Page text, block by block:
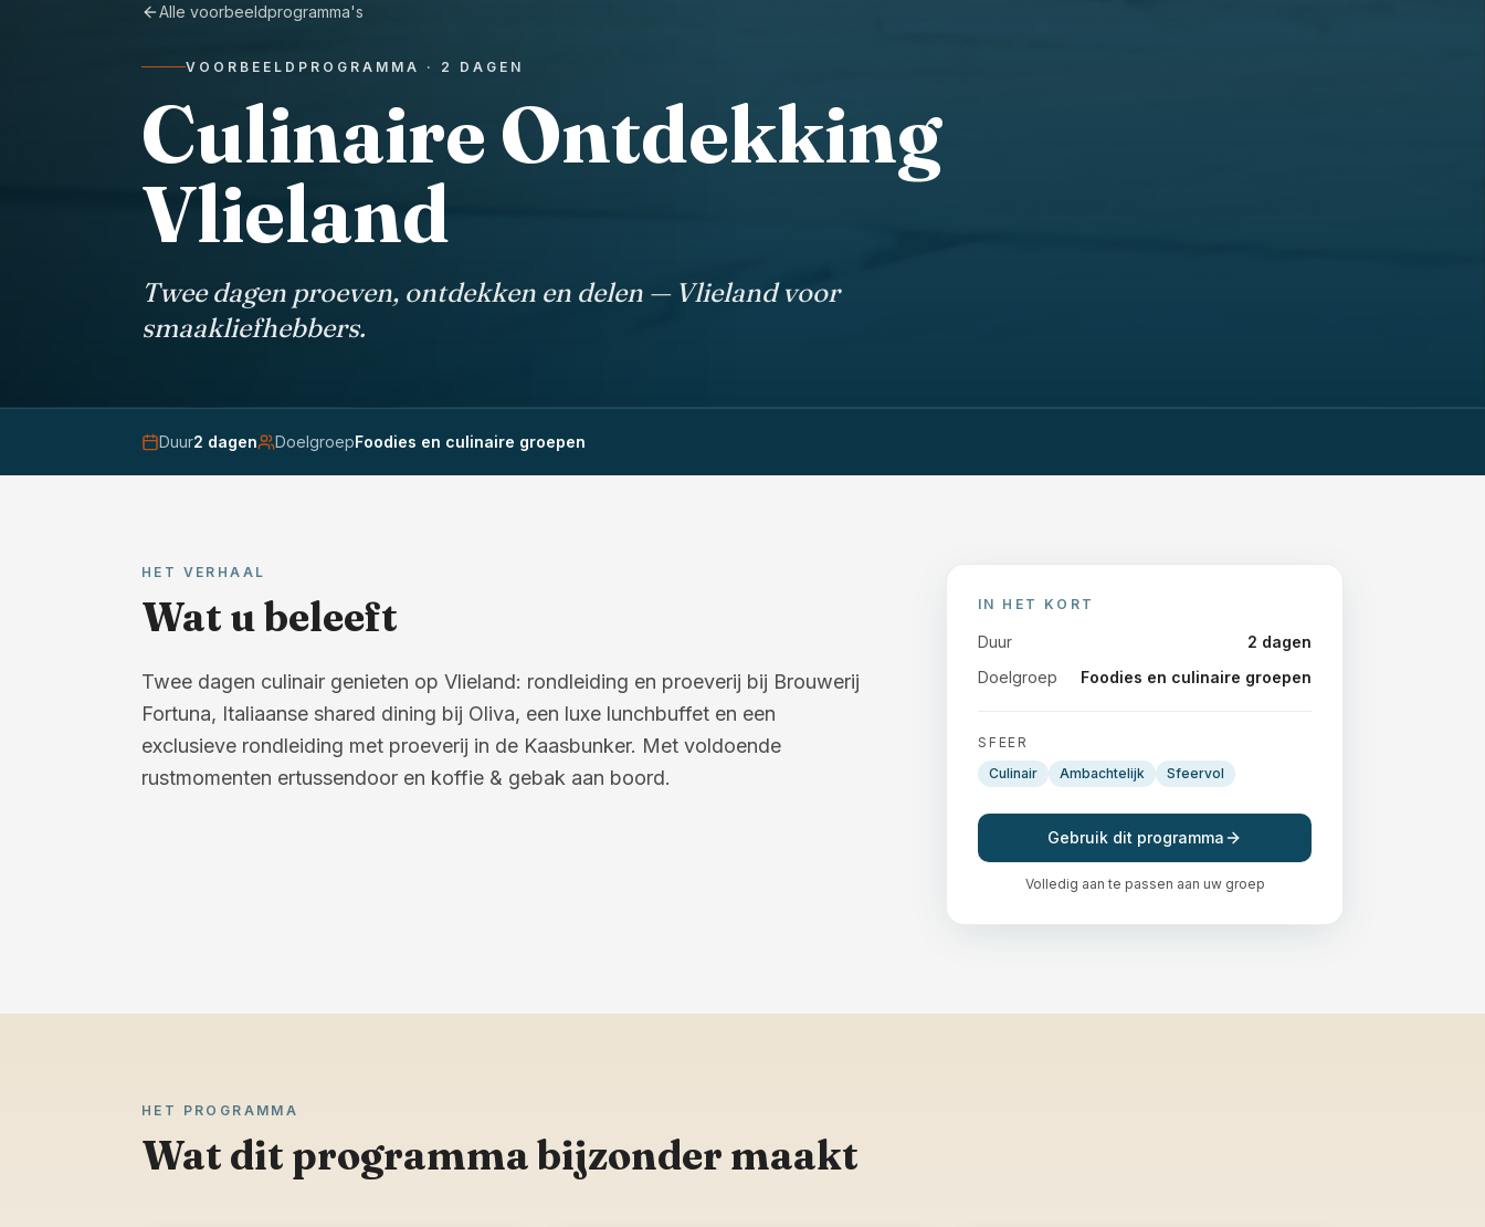
Alle voorbeeldprogramma's
VOORBEELDPROGRAMMA · 2 DAGEN
Culinaire Ontdekking
Vlieland
Twee dagen proeven, ontdekken en delen — Vlieland voor
smaakliefhebbers.
Duur2 dagen DoelgroepFoodies en culinaire groepen
HET VERHAAL
Wat u beleeft
Twee dagen culinair genieten op Vlieland: rondleiding en proeverij bij Brouwerij
Fortuna, Italiaanse shared dining bij Oliva, een luxe lunchbuffet en een
exclusieve rondleiding met proeverij in de Kaasbunker. Met voldoende
rustmomenten ertussendoor en koffie & gebak aan boord.
IN HET KORT
Duur 2 dagen
Doelgroep
Foodies en culinaire groepen
SFEER
Culinair
Ambachtelijk Sfeervol
Gebruik dit programma
Volledig aan te passen aan uw groep
HET PROGRAMMA
Wat dit programma bijzonder maakt